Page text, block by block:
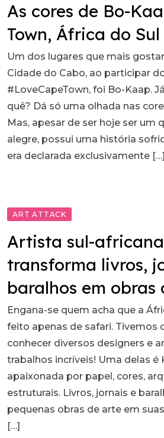
As cores de Bo-
Town, África do Sul
Um dos lugares que mais
Cidade do Cabo, ao participar
#LoveCapeTown, foi Bo-Kaap.
quê? Dá só uma olhada nas
Mas, apesar de ser hoje ser um
alegre, possui uma história
era declarada exclusivamente […]
ART ATTACK
Artista sul-
transforma livros,
baralhos em obras
Engana-se quem acha que a
feito apenas de safari. Tivemos
conhecer diversos designers e
trabalhos incríveis! Uma delas é
apaixonada por papel, cores,
estruturais. Livros, jornais e
pequenas obras de arte em
[…]